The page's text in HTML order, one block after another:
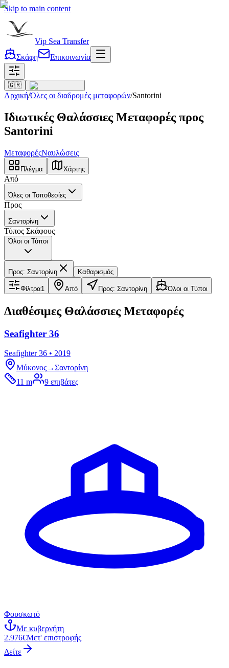
Skip to main content
Vip Sea Transfer
Σκάφη
Επικοινωνία
🇬🇷
Αρχική/Όλες οι διαδρομές μεταφορών/Santorini
Ιδιωτικές Θαλάσσιες Μεταφορές προς
Santorini
ΜεταφορέςΝαυλώσεις
Πλέγμα Χάρτης
Από
Όλες οι Τοποθεσίες
Προς
Σαντορίνη
Τύπος Σκάφους
Όλοι οι Τύποι
Προς: Σαντορίνη Καθαρισμός
Φίλτρα1 Από Προς: Σαντορίνη Όλοι οι Τύποι
Διαθέσιμες Θαλάσσιες Μεταφορές
Seafighter 36
Seafighter 36 • 2019
Μύκονος→Σαντορίνη
11 m
9 επιβάτες
Φουσκωτό
Με κυβερνήτη
2.976€Μετ' επιστροφής
Δείτε